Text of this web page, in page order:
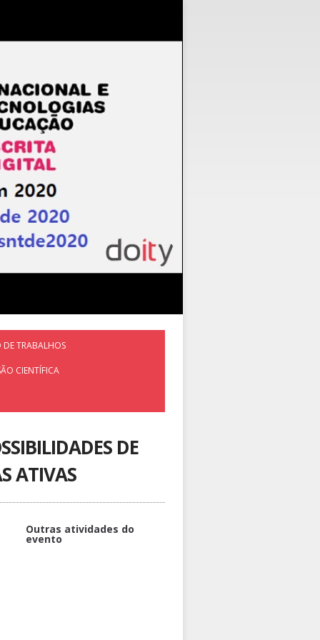
DE TRABALHOS
CIENTÍFICA
DE
ATIVAS
Outras atividades do
evento